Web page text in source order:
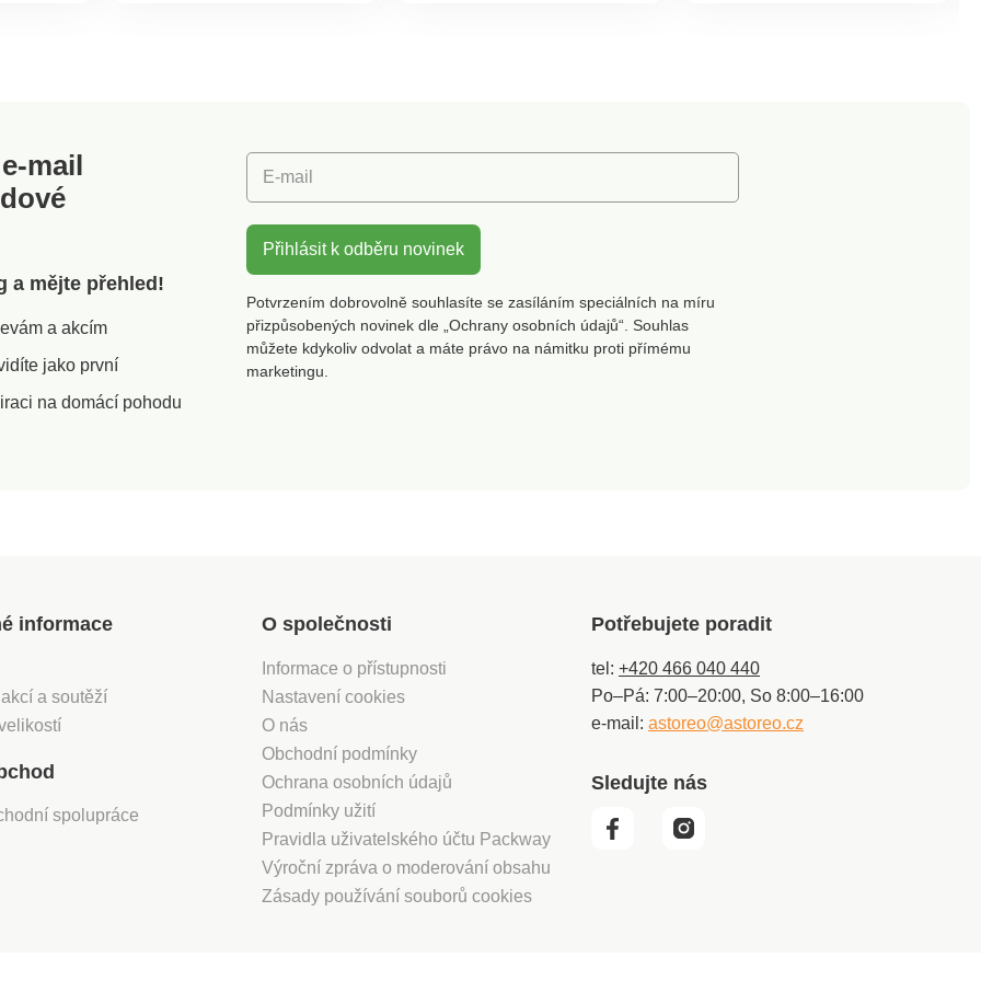
630
Konektor USB-C Výkon 36
až do 480 Mb/sNabíjecí
mail
a mějte přehled!
a akcím
jako první
na domácí pohodu
E-mail
Přihlásit k odběru novinek
Potvrzením dobrovolně souhlasíte se zasíláním speciálních na míru
přizpůsobených novinek dle „Ochrany osobních údajů“. Souhlas
můžete kdykoliv odvolat a máte právo na námitku proti přímému
marketingu.
informace
a soutěží
spolupráce
O společnosti
Informace o přístupnosti
Nastavení cookies
O nás
Obchodní podmínky
Ochrana osobních údajů
Podmínky užití
Pravidla uživatelského účtu Packway
Výroční zpráva o moderování obsahu
Zásady používání souborů cookies
Potřebujete poradit
tel: +420 466 040 440
Po–Pá: 7:00–20:00, So 8:00–16:00
e-mail: astoreo@astoreo.cz
Sledujte nás